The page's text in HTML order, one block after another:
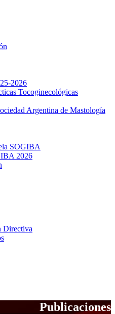
2026
Tocoginecológicas
Argentina de Mastología
SOGIBA
2026
Directiva
Publicaciones